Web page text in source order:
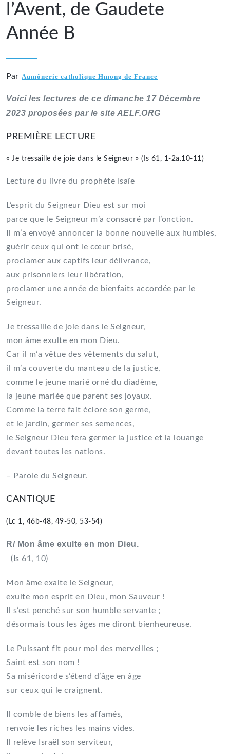
l’Avent, de Gaudete
Année B
Par Aumônerie catholique Hmong de France
Voici les lectures de ce dimanche 17 Décembre
2023 proposées par le site AELF.ORG
PREMIÈRE LECTURE
« Je tressaille de joie dans le Seigneur » (Is 61, 1-2a.10-11)
Lecture du livre du prophète Isaïe
L’esprit du Seigneur Dieu est sur moi
parce que le Seigneur m’a consacré par l’onction.
Il m’a envoyé annoncer la bonne nouvelle aux humbles,
guérir ceux qui ont le cœur brisé,
proclamer aux captifs leur délivrance,
aux prisonniers leur libération,
proclamer une année de bienfaits accordée par le
Seigneur.
Je tressaille de joie dans le Seigneur,
mon âme exulte en mon Dieu.
Car il m’a vêtue des vêtements du salut,
il m’a couverte du manteau de la justice,
comme le jeune marié orné du diadème,
la jeune mariée que parent ses joyaux.
Comme la terre fait éclore son germe,
et le jardin, germer ses semences,
le Seigneur Dieu fera germer la justice et la louange
devant toutes les nations.
– Parole du Seigneur.
CANTIQUE
(Lc 1, 46b-48, 49-50, 53-54)
R/ Mon âme exulte en mon Dieu.
(Is 61, 10)
Mon âme exalte le Seigneur,
exulte mon esprit en Dieu, mon Sauveur !
Il s’est penché sur son humble servante ;
désormais tous les âges me diront bienheureuse.
Le Puissant fit pour moi des merveilles ;
Saint est son nom !
Sa miséricorde s’étend d’âge en âge
sur ceux qui le craignent.
Il comble de biens les affamés,
renvoie les riches les mains vides.
Il relève Israël son serviteur,